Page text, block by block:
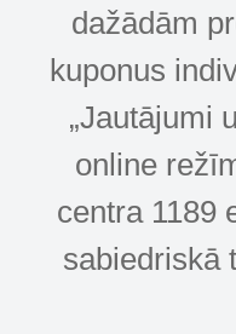
dažādām
kuponus
„Jautājumi
online
centra 1189
sabiedriskā